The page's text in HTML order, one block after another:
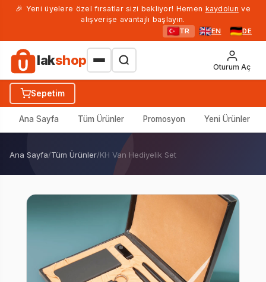
🎉 Yeni üyelere özel fırsatlar sizi bekliyor! Hemen kaydolun ve
alışverişe avantajlı başlayın.
TR EN DE
lakshop Oturum Aç
Sepetim
Ana Sayfa Tüm Ürünler Promosyon Yeni Ürünler
Ana Sayfa/Tüm Ürünler/KH Van Hediyelik Set